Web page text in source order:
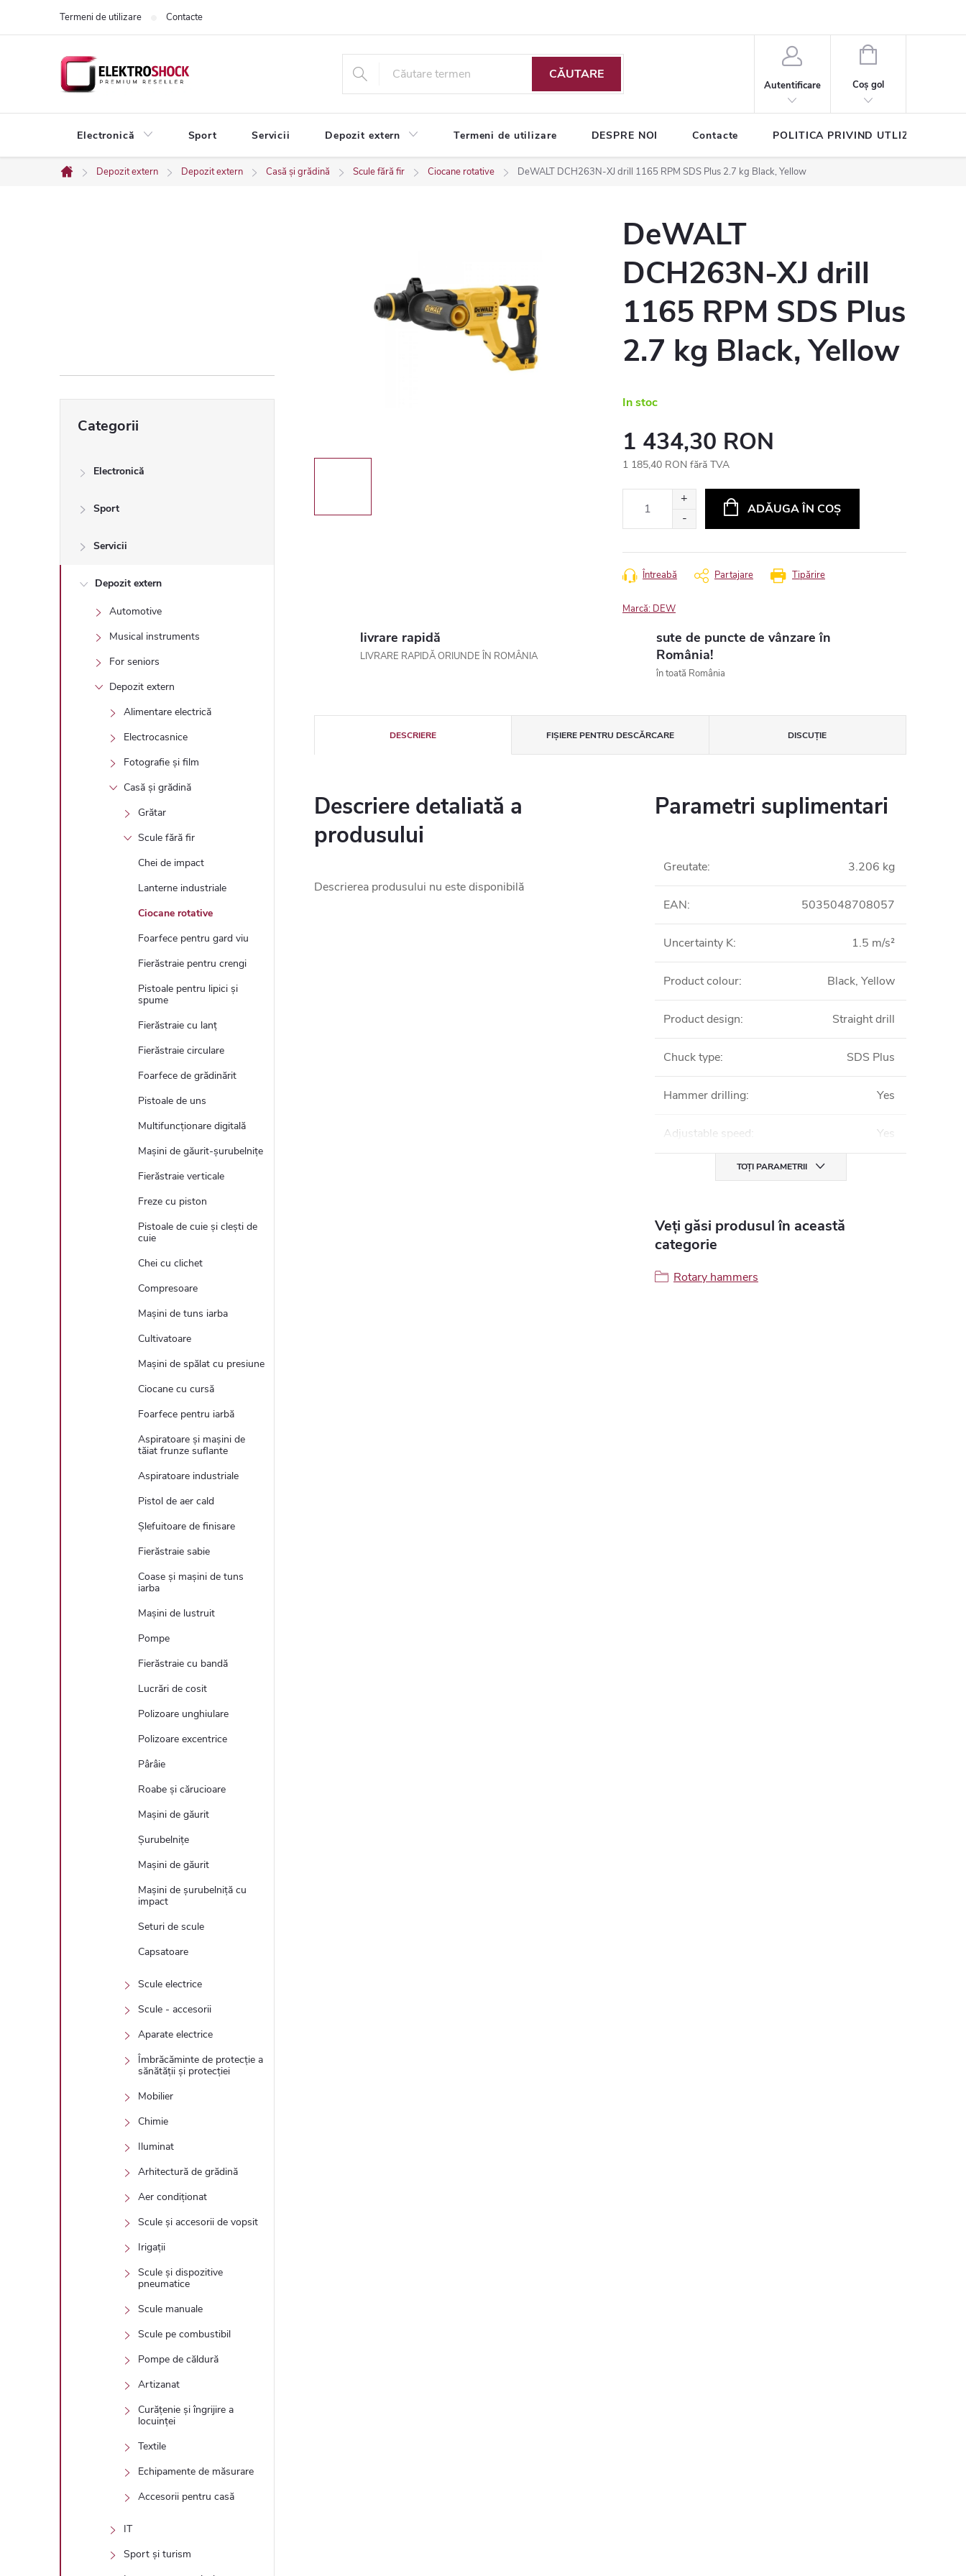
Termeni de utilizare Contacte
CĂUTARE
Autentificare
COŞ
CUMPĂRĂTURI
Coş gol
Electronică Sport Servicii Depozit extern Termeni de utilizare DESPRE NOI Contacte POLITICA PRIVIND UTLIZAREA
Acasă
Depozit extern Depozit extern Casă și grădină Scule fără fir Ciocane rotative DeWALT DCH263N-XJ drill 1165 RPM SDS Plus 2.7 kg Black, Yellow
l
a
a
pesteCategorii
Electronică
Sport
Servicii
Depozit extern
Automotive
Musical instruments
For seniors
Depozit extern
Alimentare electrică
Electrocasnice
Fotografie și film
Casă și grădină
Grătar
Scule fără fir
Chei de impact
Lanterne industriale
Ciocane rotative
Foarfece pentru gard viu
Fierăstraie pentru crengi
Pistoale pentru lipici și
spume
Fierăstraie cu lanț
Fierăstraie circulare
Foarfece de grădinărit
Pistoale de uns
Multifuncționare digitală
Mașini de găurit-șurubelnițe
Fierăstraie verticale
Freze cu piston
Pistoale de cuie și clești de
cuie
Chei cu clichet
Compresoare
Mașini de tuns iarba
Cultivatoare
Mașini de spălat cu presiune
Ciocane cu cursă
Foarfece pentru iarbă
Aspiratoare și mașini de
tăiat frunze suflante
Aspiratoare industriale
Pistol de aer cald
Șlefuitoare de finisare
Fierăstraie sabie
Coase și mașini de tuns
iarba
Mașini de lustruit
Pompe
Fierăstraie cu bandă
Lucrări de cosit
Polizoare unghiulare
Polizoare excentrice
Pârâie
Roabe și cărucioare
Mașini de găurit
Șurubelnițe
Mașini de găurit
Mașini de șurubelniță cu
impact
Seturi de scule
Capsatoare
Scule electrice
Scule - accesorii
Aparate electrice
Îmbrăcăminte de protecție a
sănătății și protecției
Mobilier
Chimie
Iluminat
Arhitectură de grădină
Aer condiționat
Scule și accesorii de vopsit
Irigații
Scule și dispozitive
pneumatice
Scule manuale
Scule pe combustibil
Pompe de căldură
Artizanat
Curățenie și îngrijire a
locuinței
Textile
Echipamente de măsurare
Accesorii pentru casă
IT
Sport și turism
DeWALT
DCH263N-XJ drill
1165 RPM SDS Plus
2.7 kg Black, Yellow
In stoc
1 434,30 RON
1 185,40 RON fără TVA
ADĂUGA ÎN COŞ
Tipărire
Întreabă Partajare
Marcă: DEW
livrare rapidă
LIVRARE RAPIDĂ ORIUNDE ÎN ROMÂNIA
sute de puncte de vânzare în
România!
în toată România
DESCRIERE FIȘIERE PENTRU DESCĂRCARE DISCUŢIE
Descriere detaliată a
produsului
Descrierea produsului nu este disponibilă
Parametri suplimentari
Greutate: 3.206 kg
EAN: 5035048708057
Uncertainty K: 1.5 m/s²
Product colour: Black, Yellow
Product design: Straight drill
Chuck type: SDS Plus
Hammer drilling: Yes
Adjustable speed: Yes
TOȚI PARAMETRII
Veți găsi produsul în această
categorie
Rotary hammers